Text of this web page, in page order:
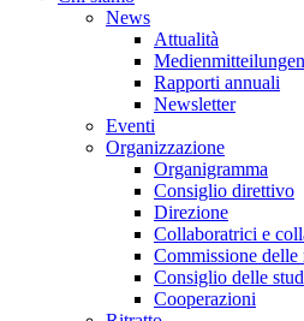
News
Attualità
Medienmitteilungen
Rapporti annuali
Newsletter
Eventi
Organizzazione
Organigramma
Consiglio direttivo
Direzione
Collaboratrici e
Commissione delle
Consiglio delle
Cooperazioni